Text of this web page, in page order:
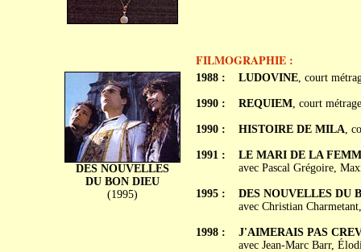
FILMOGRAPHIE :
DES NOUVELLES
DU BON DIEU
(1995)
1988 :
1990 :
1990 :
1991 :
1995 :
1998 :
LUDOVINE, court
REQUIEM, court métrage
HISTOIRE DE MILA,
LE MARI DE LA
avec Pascal Grégoire,
DES NOUVELLES DU
avec Christian
J'AIMERAIS PAS
avec Jean-Marc Barr,